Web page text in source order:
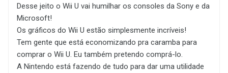
Desse jeito o Wii U vai humilhar os consoles da Sony e da
Microsoft!
Os gráficos do Wii U estão simplesmente incríveis!
Tem gente que está economizando pra caramba para
comprar o Wii U. Eu também pretendo comprá-lo.
A Nintendo está fazendo de tudo para dar uma utilidade